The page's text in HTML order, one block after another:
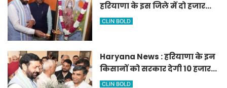
हरियाणा के इस जिले में दो हजार
एकड़ में बनेगा स्मार्ट एग्रीकल्चर
CLIN BOLD
Haryana News : हरियाणा के इन
किसानों को सरकार देगी 10 हजार
रुपये प्रति एकड़, सीएम सैनी की
CLIN BOLD